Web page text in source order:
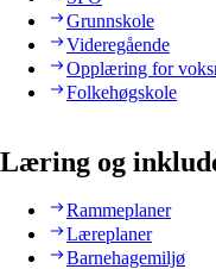
Grunnskole
Videregående
Opplæring for
Folkehøgskole
Læring og
Rammeplaner
Læreplaner
Barnehagemiljø